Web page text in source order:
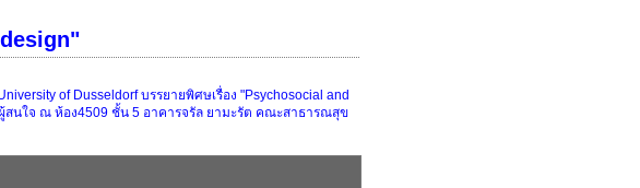
of Dusseldorf บรรยายพิศษเรื่อง "Psychosocial and
นใจ ณ ห้อง4509 ชั้น 5 อาคารจรัล ยามะรัต คณะสาธารณสุข